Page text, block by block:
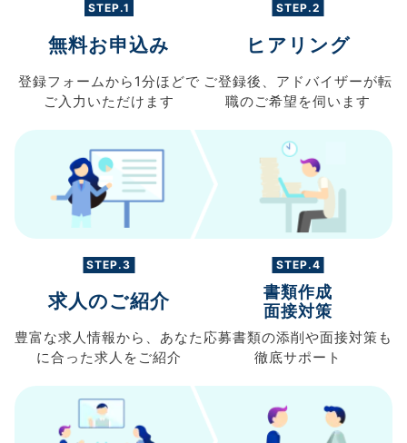
STEP.1
無料お申込み
登録フォームから 1分ほどで
ご入力 いただけます
STEP.2
ヒアリング
ご登録後、 アドバイザーが転
職のご希望を伺います
STEP.3
求人のご紹介
豊富な求人情報から、 あなた
に合った求人を ご紹介
STEP.4
書類作成
面接対策
応募書類の添削や面接対策も
徹底サポート